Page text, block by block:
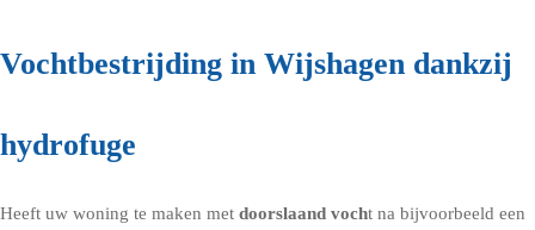
Vochtbestrijding in Wijshagen dankzij
hydrofuge
Heeft uw woning te maken met doorslaand vocht na bijvoorbeeld een